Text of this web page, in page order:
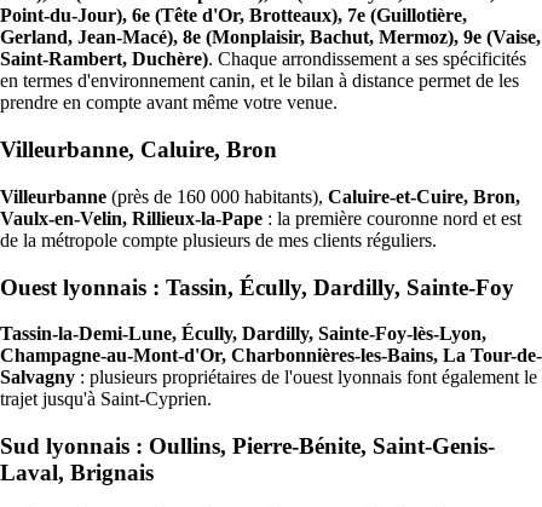
Point-du-Jour), 6e (Tête d'Or, Brotteaux), 7e (Guillotière,
Gerland, Jean-Macé), 8e (Monplaisir, Bachut, Mermoz), 9e (Vaise,
Saint-Rambert, Duchère). Chaque arrondissement a ses spécificités
en termes d'environnement canin, et le bilan à distance permet de les
prendre en compte avant même votre venue.
Villeurbanne, Caluire, Bron
Villeurbanne (près de 160 000 habitants), Caluire-et-Cuire, Bron,
Vaulx-en-Velin, Rillieux-la-Pape : la première couronne nord et est
de la métropole compte plusieurs de mes clients réguliers.
Ouest lyonnais : Tassin, Écully, Dardilly, Sainte-Foy
Tassin-la-Demi-Lune, Écully, Dardilly, Sainte-Foy-lès-Lyon,
Champagne-au-Mont-d'Or, Charbonnières-les-Bains, La Tour-de-
Salvagny : plusieurs propriétaires de l'ouest lyonnais font également le
trajet jusqu'à Saint-Cyprien.
Sud lyonnais : Oullins, Pierre-Bénite, Saint-Genis-
Laval, Brignais